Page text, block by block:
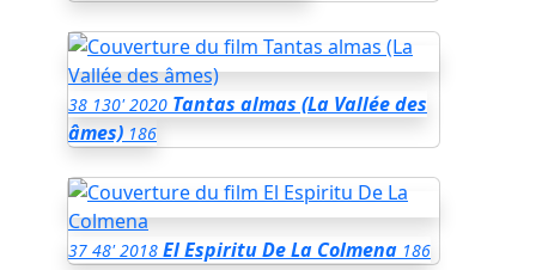
38 130' 2020 Tantas almas (La Vallée des
âmes) 186
37 48' 2018 El Espiritu De La Colmena 186